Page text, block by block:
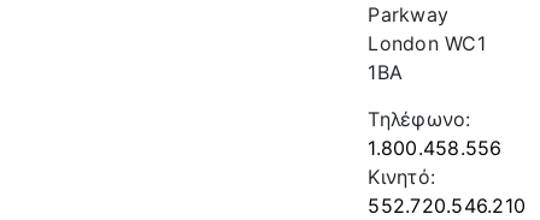
Parkway
London WC1
1BA
Τηλέφωνο:
1.800.458.556
Κινητό:
552.720.546.210